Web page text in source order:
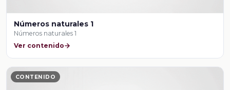
Números naturales 1
Números naturales 1
Ver contenido
CONTENIDO